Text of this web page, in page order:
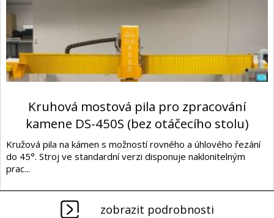
Kruhová mostová pila pro zpracování
kamene DS-450S (bez otáčecího stolu)
Kružová pila na kámen s možností rovného a úhlového řezání
do 45°. Stroj ve standardní verzi disponuje naklonitelným
prac...
zobrazit podrobnosti